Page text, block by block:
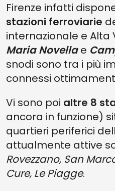
Firenze infatti
stazioni ferroviarie
internazionale e Alta
Maria Novellae
snodi sono tra i più
connessi
Vi sono poi altre 8
ancora in funzione)
quartieri periferici
attualmente attive
Rovezzano, San
Cure, Le Piagge.